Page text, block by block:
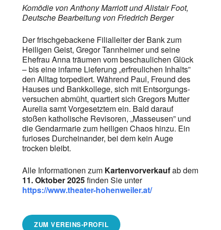
Komödie von Anthony Marriott und Alistair Foot,
Deutsche Bearbeitung von Friedrich Berger
Der frischgebackene Filialleiter der Bank zum
Heiligen Geist, Gregor Tannheimer und seine
Ehefrau Anna träumen vom beschaulichen Glück
– bis eine infame Lieferung „erfreulichen Inhalts”
den Alltag torpediert. Während Paul, Freund des
Hauses und Bankkollege, sich mit Entsorgungs­
versuchen abmüht, quartiert sich Gregors Mutter
Aurelia samt Vorgesetztem ein. Bald darauf
stoßen katholische Revisoren, „Masseusen” und
die Gendarmarie zum heiligen Chaos hinzu. Ein
furioses Durcheinander, bei dem kein Auge
trocken bleibt.
Alle Informationen zum Kartenvorverkaufab dem
11. Oktober 2025finden Sie unter
https://www.theater-hohenweiler.at/
ZUM VEREINS-PROFIL